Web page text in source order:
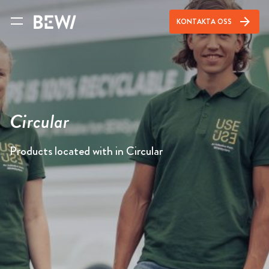
KONTAKTA OSS arrow_forward
Circular
Products located with in Circular